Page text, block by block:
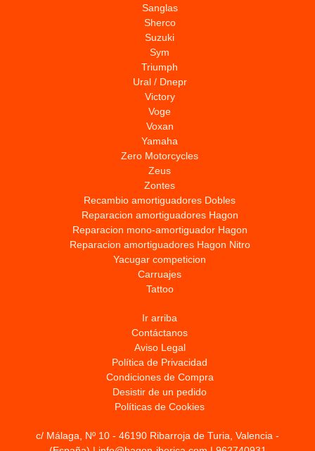
Sanglas
Sherco
Suzuki
Sym
Triumph
Ural / Dnepr
Victory
Voge
Voxan
Yamaha
Zero Motorcycles
Zeus
Zontes
Recambio amortiguadores Dobles
Reparacion amortiguadores Hagon
Reparacion mono-amortiguador Hagon
Reparacion amortiguadores Hagon Nitro
Yacugar competicion
Carruajes
Tattoo
Ir arriba
Contáctanos
Aviso Legal
Política de Privacidad
Condiciones de Compra
Desistir de un pedido
Políticas de Cookies
c/ Málaga, Nº 10 - 46190 Ribarroja de Turia, Valencia -